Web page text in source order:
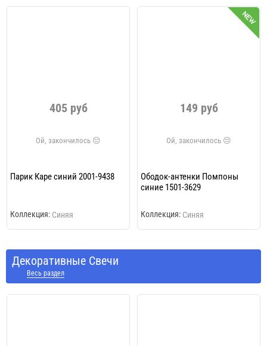
405 руб
Парик Каре синий 2001-9438
Коллекция: Синяя
149 руб
Ободок-антенки Помпоны
синие 1501-3629
Коллекция: Синяя
Декоративные Свечи
Весь раздел